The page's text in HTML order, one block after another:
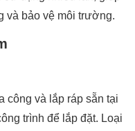
và bảo vệ môi trường.
công và lắp ráp sẵn tại
trình để lắp đặt. Loại